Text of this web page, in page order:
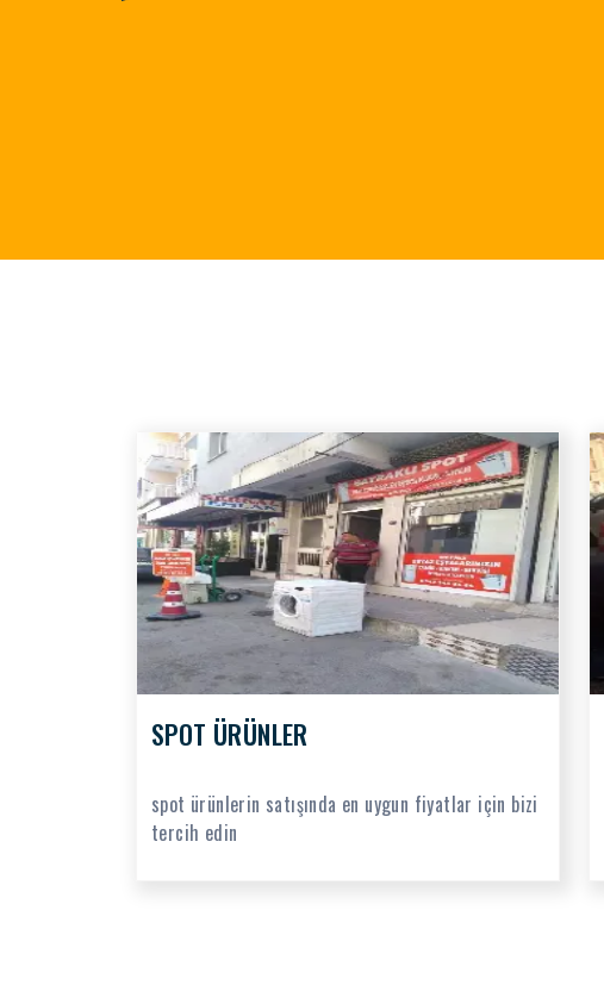
SPOT ÜRÜNLER
spot ürünlerin satışında en uygun fiyatlar için bizi
tercih edin